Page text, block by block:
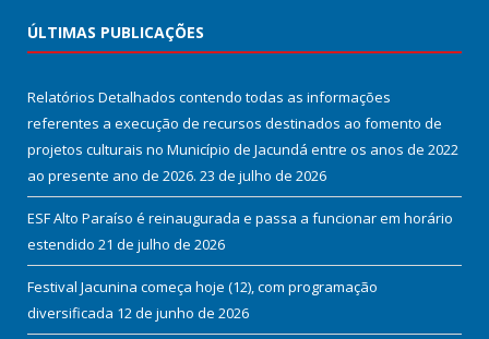
ÚLTIMAS PUBLICAÇÕES
Relatórios Detalhados contendo todas as informações
referentes a execução de recursos destinados ao fomento de
projetos culturais no Município de Jacundá entre os anos de 2022
ao presente ano de 2026. 23 de julho de 2026
ESF Alto Paraíso é reinaugurada e passa a funcionar em horário
estendido 21 de julho de 2026
Festival Jacunina começa hoje (12), com programação
diversificada 12 de junho de 2026